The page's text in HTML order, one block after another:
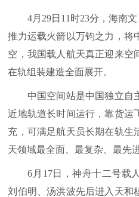
4月29日11时23分，海南文
推力运载火箭以万钧之力，将
空，我国载人航天真正迎来空
在轨组装建造全面展开。
中国空间站是中国独立自
近地轨道长时间运行，靠货运
充，可满足航天员长期在轨生
天领域最全面、最复杂、最先
6月17日，神舟十二号载人
刘伯明、汤洪波先后进入天和